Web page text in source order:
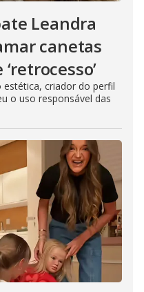
Leandra
canetas
criador do perfil
o uso responsável das